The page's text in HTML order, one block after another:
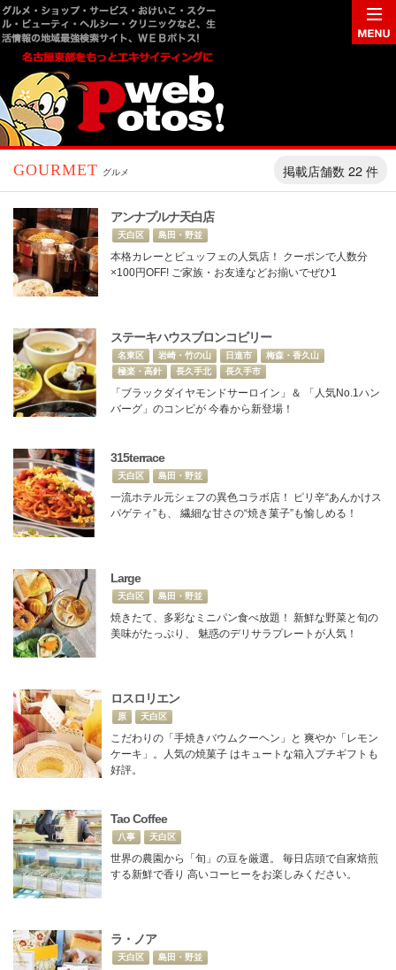
GOURMET グルメ 掲載店舗数 22 件
アンナプルナ天白店
天白区 島田・野並
本格カレーとビュッフェの人気店！ クーポンで人数分
×100円OFF! ご家族・お友達などお揃いでぜひ1
ステーキハウスブロンコビリー
名東区 岩崎・竹の山 日進市
梅森・香久山
極楽・高針
長久手北 長久手市
「ブラックダイヤモンドサーロイン」＆ 「人気No.1ハン
バーグ」のコンビが 今春から新登場！
315terrace
天白区 島田・野並
一流ホテル元シェフの異色コラボ店！ ピリ辛“あんかけス
パゲティ”も、 繊細な甘さの“焼き菓子”も愉しめる！
Large
天白区 島田・野並
焼きたて、多彩なミニパン食べ放題！ 新鮮な野菜と旬の
美味がたっぷり、 魅惑のデリサラプレートが人気！
ロスロリエン
原 天白区
こだわりの「手焼きバウムクーヘン」と 爽やか「レモン
ケーキ」。人気の焼菓子 はキュートな箱入プチギフトも
好評。
Tao Coffee
八事 天白区
世界の農園から「旬」の豆を厳選。 毎日店頭で自家焙煎
する新鮮で香り 高いコーヒーをお楽しみください。
ラ・ノア
天白区 島田・野並